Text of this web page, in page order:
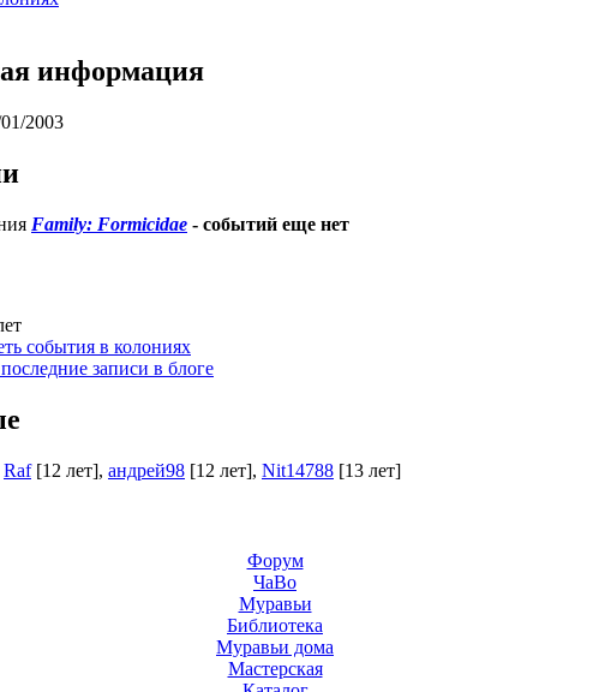
информация
2003
Family: Formicidae - событий еще нет
события в колониях
записи в блоге
Raf [12 лет], андрей98 [12 лет], Nit14788 [13 лет]
Форум
ЧаВо
Муравьи
Библиотека
Муравьи дома
Мастерская